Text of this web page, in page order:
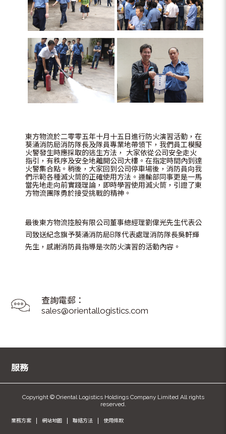
東方物流於二零零五年十月十五日進行防火演習活動，在
葵涌消防局消防隊長及隊員專業地帶領下，我們員工模擬
火警發生時應採取的逃生方法， 大家依從公司安全走火
指引，有秩序及安全地離開公司大樓。在指定時間內到達
火警集合點。稍後，大家回到公司停車場後，消防員向我
們示範各種滅火筒的正確使用方法。運輸部同事更是一馬
當先地走向前實踐理論，即時學習使用滅火筒，引證了東
方物流團隊勇於接受挑戰的精神。
最後東方物流控股有限公司董事總經理劉偉光先生代表公
司致送紀念旗予葵涌消防局B隊代表處理消防隊長吳軒輝
先生，感謝消防員指導是次防火演習的活動內容。
查詢電郵：
sales@orientallogistics.com
服務
Copyright © Oriental Logistics Holdings Company Limited All rights
reserved.
業務方案 網站地圖 聯絡方法 使用條款